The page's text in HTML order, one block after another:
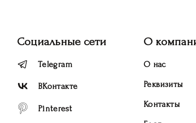
Социальные сети
Telegram
ВКонтакте
Pinterest
О
О нас
Реквизиты
Контакты